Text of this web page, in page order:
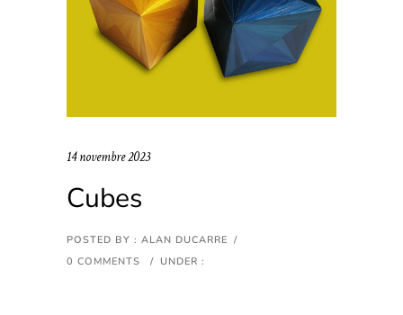
14 novembre 2023
Cubes
POSTED BY : ALAN DUCARRE /
0 COMMENTS
/ UNDER :